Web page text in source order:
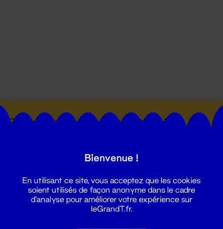
Suivez toutes les actualités du
Bienvenue !
En utilisant ce site, vous acceptez que les cookies
soient utilisés de façon anonyme dans le cadre
d'analyse pour améliorer votre expérience sur
leGrandT.fr.